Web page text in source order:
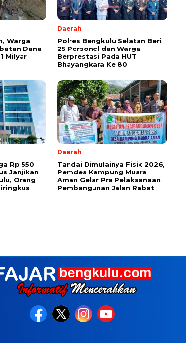
Warga
Dana
Milyar
Daerah
Polres Bengkulu Selatan Beri
25 Personel dan Warga
Berprestasi Pada HUT
Bhayangkara Ke 80
Rp 550
Janjikan
Orang
Daerah
Tandai Dimulainya Fisik 2026,
Pemdes Kampung Muara
Aman Gelar Pra Pelaksanaan
Pembangunan Jalan Rabat